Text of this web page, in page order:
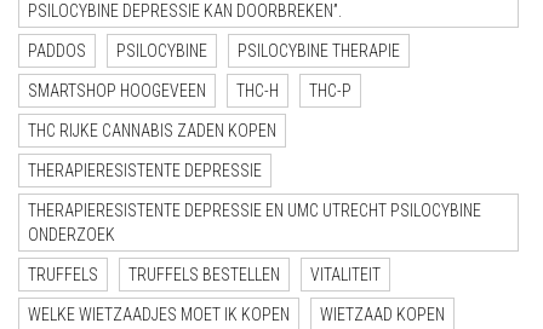
PSILOCYBINE DEPRESSIE KAN DOORBREKEN”.
PADDOS PSILOCYBINE PSILOCYBINE THERAPIE
SMARTSHOP HOOGEVEEN THC-H THC-P
THC RIJKE CANNABIS ZADEN KOPEN
THERAPIERESISTENTE DEPRESSIE
THERAPIERESISTENTE DEPRESSIE EN UMC UTRECHT PSILOCYBINE
ONDERZOEK
TRUFFELS TRUFFELS BESTELLEN VITALITEIT
WELKE WIETZAADJES MOET IK KOPEN WIETZAAD KOPEN